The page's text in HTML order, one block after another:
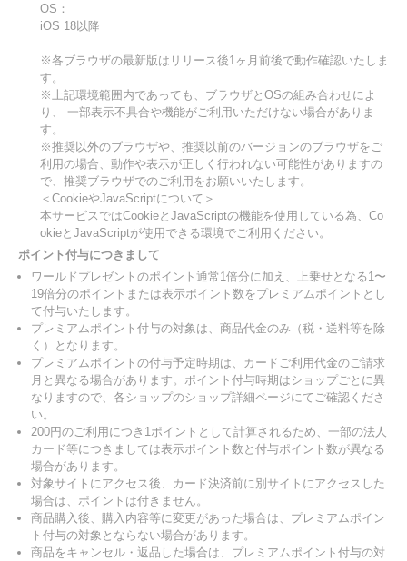
OS：
iOS 18以降
※各ブラウザの最新版はリリース後1ヶ月前後で動作確認いたしま
す。
※上記環境範囲内であっても、ブラウザとOSの組み合わせによ
り、 一部表示不具合や機能がご利用いただけない場合がありま
す。
※推奨以外のブラウザや、推奨以前のバージョンのブラウザをご
利用の場合、動作や表示が正しく行われない可能性がありますの
で、推奨ブラウザでのご利用をお願いいたします。
＜CookieやJavaScriptについて＞
本サービスではCookieとJavaScriptの機能を使用している為、Co
okieとJavaScriptが使用できる環境でご利用ください。
ポイント付与につきまして
ワールドプレゼントのポイント通常1倍分に加え、上乗せとなる1〜
19倍分のポイントまたは表示ポイント数をプレミアムポイントとし
て付与いたします。
プレミアムポイント付与の対象は、商品代金のみ（税・送料等を除
く）となります。
プレミアムポイントの付与予定時期は、カードご利用代金のご請求
月と異なる場合があります。ポイント付与時期はショップごとに異
なりますので、各ショップのショップ詳細ページにてご確認くださ
い。
200円のご利用につき1ポイントとして計算されるため、一部の法人
カード等につきましては表示ポイント数と付与ポイント数が異なる
場合があります。
対象サイトにアクセス後、カード決済前に別サイトにアクセスした
場合は、ポイントは付きません。
商品購入後、購入内容等に変更があった場合は、プレミアムポイン
ト付与の対象とならない場合があります。
商品をキャンセル・返品した場合は、プレミアムポイント付与の対